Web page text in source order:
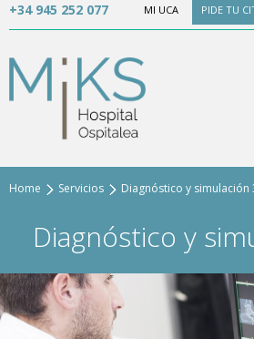
+34 945 252 077 MI UCA PIDE TU
Home Servicios Diagnóstico y simulación
Diagnóstico y